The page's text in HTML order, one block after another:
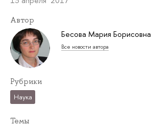
Автор
Бесова Мария Борисовна
Все новости автора
Рубрики
Наука
Темы